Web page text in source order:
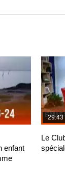
enfant
29:43
Le